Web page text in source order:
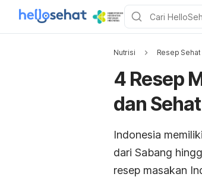
Nutrisi Resep Sehat
4 Resep
dan Sehat
Indonesia
dari Sabang
resep masakan